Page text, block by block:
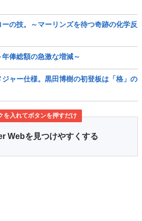
の技。～マーリンズを待つ奇跡の化学反
俸総額の急激な増減～
ャー仕様。黒田博樹の初登板は「格」の
を入れてボタンを押すだけ
Webを見つけやすくする